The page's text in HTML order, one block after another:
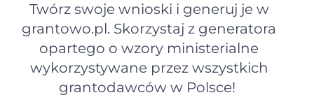
Twórz swoje wnioski i generuj je w
grantowo.pl. Skorzystaj z generatora
opartego o wzory ministerialne
wykorzystywane przez wszystkich
grantodawców w Polsce!